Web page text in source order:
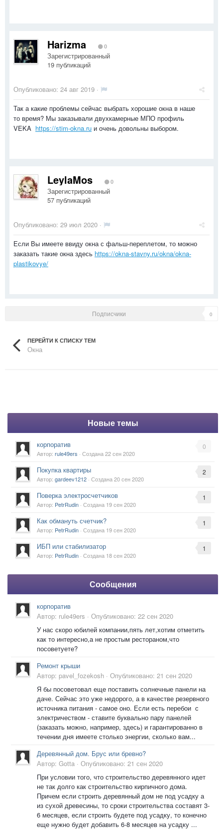
Harizma 0
Зарегистрированный
19 публикаций
Опубликовано: 24 авг 2019 ·
Так а какие проблемы сейчас выбрать хорошие окна в наше
то время? Мы заказывали двухкамерные МПО профиль
VEKA https://stim-okna.ru и очень довольны выбором.
LeylaMos 0
Зарегистрированный
57 публикаций
Опубликовано: 29 июл 2020 ·
Если Вы имеете ввиду окна с фальш-переплетом, то можно
заказать такие окна здесь https://okna-stavny.ru/okna/okna-
plastikovye/
Подписчики 0
ПЕРЕЙТИ К СПИСКУ ТЕМ
Окна
Новые темы
0
корпоратив
Автор: rule49ers · Создана22 сен 2020
2
Покупка квартиры
Автор: gardeev1212 · Создана20 сен 2020
1
Поверка электросчетчиков
Автор: PetrRudin · Создана 19 сен 2020
1
Как обмануть счетчик?
Автор: PetrRudin · Создана 19 сен 2020
1
ИБП или стабилизатор
Автор: PetrRudin · Создана 18 сен 2020
Сообщения
корпоратив
Автор: rule49ers · Опубликовано: 22 сен 2020
У нас скоро юбилей компании,пять лет,хотим отметить
как то интересно,а не простым рестораном,что
посоветуете?
Ремонт крыши
Автор: pavel_fozekosh · Опубликовано: 21 сен 2020
Я бы посоветовал еще поставить солнечные панели на
даче. Сейчас это уже недорого, а в качестве резервного
источника питания - самое оно. Если есть перебои с
электричеством - ставите буквально пару панелей
(заказать можно, например, здесь) и гарантированно в
течении дня имеете столько энергии, сколько вам...
Деревянный дом. Брус или бревно?
Автор: Gotta · Опубликовано: 21 сен 2020
При условии того, что строительство деревянного идет
не так долго как строительство кирпичного дома.
Причем если строить деревянный дом не под усадку а
из сухой древесины, то сроки строительства составят 3-
6 месяцев, если строить будете под усадку, то конечно
еще нужно будет добавить 6-8 месяцев на усадку ...